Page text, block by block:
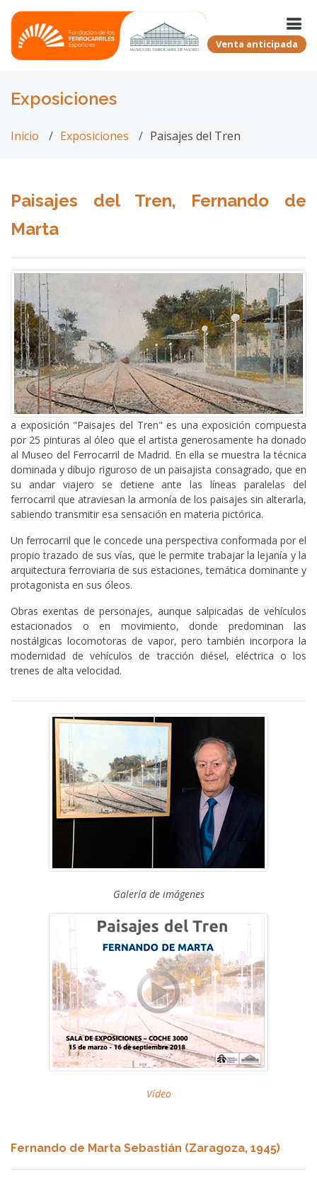
Venta anticipada
Exposiciones
Inicio Exposiciones Paisajes del Tren
Paisajes del Tren, Fernando de
Marta
a exposición "Paisajes del Tren" es una exposición compuesta
por 25 pinturas al óleo que el artista generosamente ha donado
al Museo del Ferrocarril de Madrid. En ella se muestra la técnica
dominada y dibujo riguroso de un paisajista consagrado, que en
su andar viajero se detiene ante las líneas paralelas del
ferrocarril que atraviesan la armonía de los paisajes sin alterarla,
sabiendo transmitir esa sensación en materia pictórica.
Un ferrocarril que le concede una perspectiva conformada por el
propio trazado de sus vías, que le permite trabajar la lejanía y la
arquitectura ferroviaria de sus estaciones, temática dominante y
protagonista en sus óleos.
Obras exentas de personajes, aunque salpicadas de vehículos
estacionados o en movimiento, donde predominan las
nostálgicas locomotoras de vapor, pero también incorpora la
modernidad de vehículos de tracción diésel, eléctrica o los
trenes de alta velocidad.
Galería de imágenes
Vídeo
Fernando de Marta Sebastián (Zaragoza, 1945)